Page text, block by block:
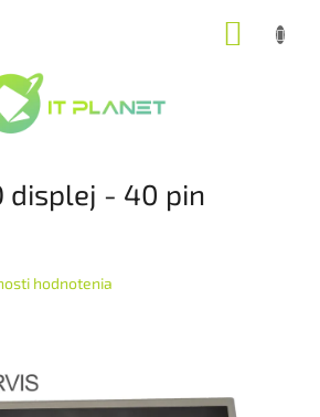
displej - 40 pin
hodnotenia